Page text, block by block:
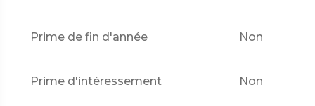
Prime de fin d'année Non
Prime d'intéressement Non